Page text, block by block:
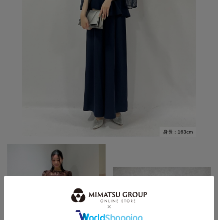
身長：163cm